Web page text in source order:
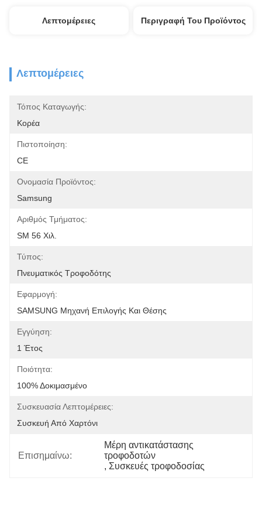
Λεπτομέρειες Περιγραφή Του Προϊόντος
Λεπτομέρειες
Τόπος Καταγωγής:
Κορέα
Πιστοποίηση:
CE
Ονομασία Προϊόντος:
Samsung
Αριθμός Τμήματος:
SM 56 Χιλ.
Τύπος:
Πνευματικός Τροφοδότης
Εφαρμογή:
SAMSUNG Μηχανή Επιλογής Και Θέσης
Εγγύηση:
1 Έτος
Ποιότητα:
100% Δοκιμασμένο
Συσκευασία Λεπτομέρειες:
Συσκευή Από Χαρτόνι
Επισημαίνω:
Μέρη αντικατάστασης
τροφοδοτών
, Συσκευές τροφοδοσίας